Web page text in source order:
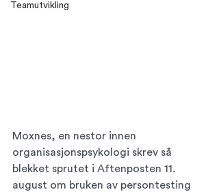
Teamutvikling
Moxnes, en nestor innen
organisasjonspsykologi skrev så
blekket sprutet i Aftenposten 11.
august om bruken av persontesting